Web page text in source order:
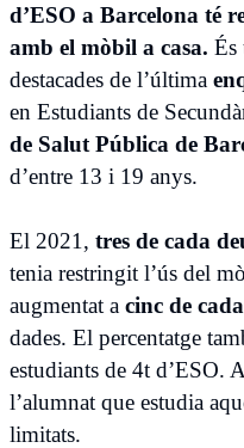
d’ESO a Barcelona té
amb el mòbil a casa. És
destacades de l’última
en Estudiants de
de Salut Pública de
d’entre 13 i 19 anys.
El 2021, tres de cada
tenia restringit l’ús del
augmentat a cinc de
dades. El percentatge
estudiants de 4t d’ESO.
l’alumnat que estudia
limitats.